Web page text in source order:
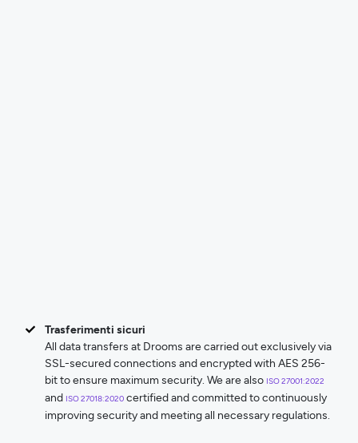
Trasferimenti sicuri
All data transfers at Drooms are carried out exclusively via
SSL-secured connections and encrypted with AES 256-
bit to ensure maximum security. We are also ISO 27001:2022
and ISO 27018:2020 certified and committed to continuously
improving security and meeting all necessary regulations.